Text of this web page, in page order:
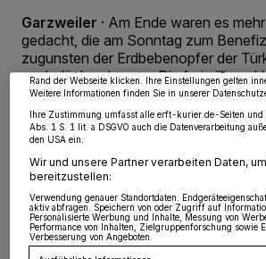
Garzweiler · Am Ende waren es
gedacht, die am Sonntag zum
zugunsten der Erdbebenopfer der
nach Jüchen kamen. Die freiwilligen
und Trainer rund um den VfL Viktoria
Garzweiler waren auf alles perfekt
Partner verarbeiten Daten, um Ihnen Dienste
möglicherweise nicht mehr so relevant für Sie. Sie
wieder aufrufen, um Ihre Einstellungen zu ändern oder
widerrufen, indem Sie auf den Link Einstellungen oder
Rand der Webseite klicken. Ihre Einstellungen gelten
Weitere Informationen finden Sie in unserer
Ihre Zustimmung umfasst alle erft-kurier.de-Seiten
Abs. 1 S. 1 lit. a DSGVO auch die Datenverarbeitung
den USA ein.
Wir und unsere Partner verarbeiten Daten,
bereitzustellen:
Verwendung genauer Standortdaten.
aktiv abfragen. Speichern von oder Zugriff auf
Personalisierte Werbung und Inhalte, Messung von
Performance von Inhalten, Zielgruppenforschung sowie
Verbesserung von Angeboten.